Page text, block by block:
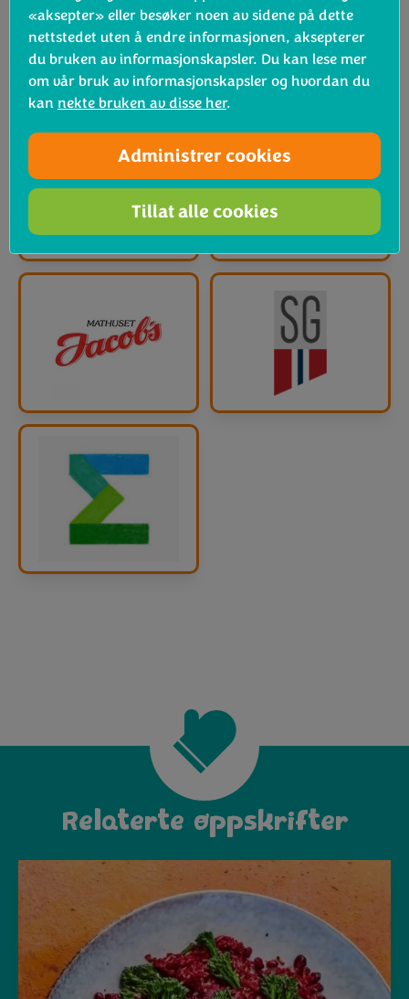
Relaterte oppskrifter
«aksepter» eller besøker noen av sidene på dette
nettstedet uten å endre informasjonen, aksepterer
du bruken av informasjonskapsler. Du kan lese mer
om vår bruk av informasjonskapsler og hvordan du
kan nekte bruken av disse her.
Administrer cookies
Tillat alle cookies